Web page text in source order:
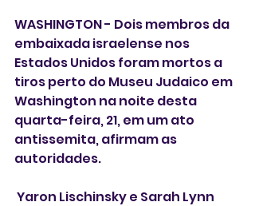
WASHINGTON - Dois membros da
embaixada israelense nos
Estados Unidos foram mortos a
tiros perto do Museu Judaico em
Washington na noite desta
quarta-feira, 21, em um ato
antissemita, afirmam as
autoridades.